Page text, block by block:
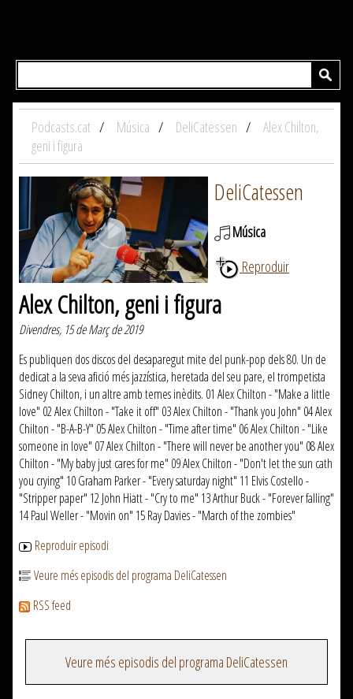
Podcasts.cat Música DeliCatessen
Alex Chilton,
geni i figura
DeliCatessen
Música
Reproduir
Alex Chilton, geni i figura
Divendres, 15 de Març de 2019
Es publiquen dos discos del desaparegut mite del punk-pop dels 80. Un de
dedicat a la seva afició més jazzística, heretada del seu pare, el trompetista
Sidney Chilton, i un altre amb temes inèdits. 01 Alex Chilton - "Make a little
love" 02 Alex Chilton - "Take it off" 03 Alex Chilton - "Thank you John" 04 Alex
Chilton - "B-A-B-Y" 05 Alex Chilton - "Time after time" 06 Alex Chilton - "Like
someone in love" 07 Alex Chilton - "There will never be another you" 08 Alex
Chilton - "My baby just cares for me" 09 Alex Chilton - "Don't let the sun cath
you crying" 10 Graham Parker - "Every saturday night" 11 Elvis Costello -
"Stripper paper" 12 John Hiatt - "Cry to me" 13 Arthur Buck - "Forever falling"
14 Paul Weller - "Movin on" 15 Ray Davies - "March of the zombies"
Reproduir episodi
Veure més episodis del programa DeliCatessen
RSS feed
Veure més episodis del programa DeliCatessen